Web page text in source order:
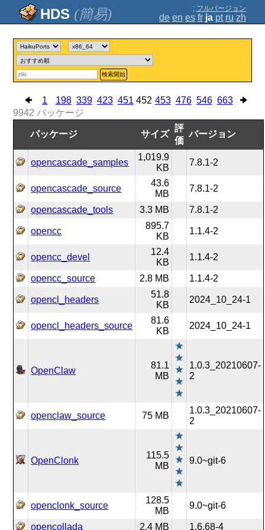
(簡易) ; フルバージョン
de en es fr ja pt ru zh
検索開始
1 198 339 423 451 452 453 476 546 663
9942 パッケージ
パッケージ サイズ
評
価
バージョン
opencascade_samples
1,019.9
KB
7.8.1-2
opencascade_source
43.6
MB
7.8.1-2
opencascade_tools 3.3 MB 7.8.1-2
opencc
895.7
KB
1.1.4-2
opencc_devel
12.4
KB
1.1.4-2
opencc_source 2.8 MB 1.1.4-2
opencl_headers
51.8
KB
2024_10_24-1
opencl_headers_source
81.6
KB
2024_10_24-1
OpenClaw
81.1
MB
1.0.3_20210607-
2
openclaw_source 75 MB
1.0.3_20210607-
2
OpenClonk
115.5
MB
9.0~git-6
openclonk_source
128.5
MB
9.0~git-6
opencollada 2.4 MB 1.6.68-4